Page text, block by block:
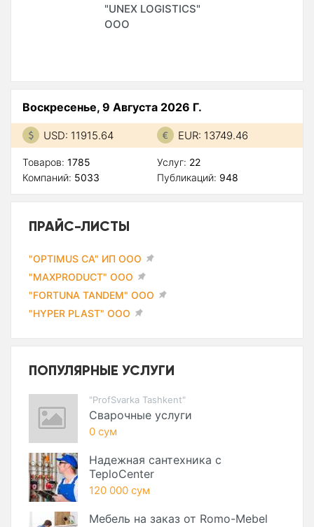
"UNEX LOGISTICS"
ООО
Воскресенье, 9 Августа 2026 Г.
USD: 11915.64 EUR: 13749.46
Товаров: 1785
Компаний: 5033
Услуг: 22
Публикаций: 948
ПРАЙС-ЛИСТЫ
"OPTIMUS CA" ИП ООО
"MAXPRODUCT" ООО
"FORTUNA TANDEM" ООО
"HYPER PLAST" ООО
ПОПУЛЯРНЫЕ УСЛУГИ
"ProfSvarka Tashkent"
Сварочные услуги
0 сум
Надежная сантехника с
TeploCenter
120 000 сум
Мебель на заказ от Romo-Mebel